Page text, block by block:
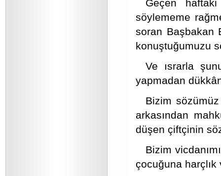
Geçen
söylememe
soran Başbakan
konuştuğumuzu
Ve ısrarla
yapmadan
Bizim sözümüz
arkasından
düşen çiftçinin
Bizim
çocuğuna harçlık